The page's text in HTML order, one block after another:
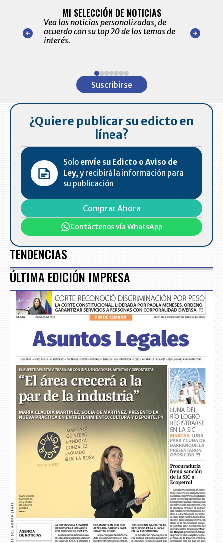
nuestro
para
MI SELECCIÓN DE NOTICIAS
Vea las noticias personalizadas, de
acuerdo con su top 20 de los temas de
interés.
de las
Suscribirse
¿Quiere publicar su edicto en
línea?
Solo envíe su Edicto o Aviso de
Ley,y recibirá la información para
su publicación
Comprar Ahora
Contáctenos vía WhatsApp
TENDENCIAS
ÚLTIMA EDICIÓN IMPRESA